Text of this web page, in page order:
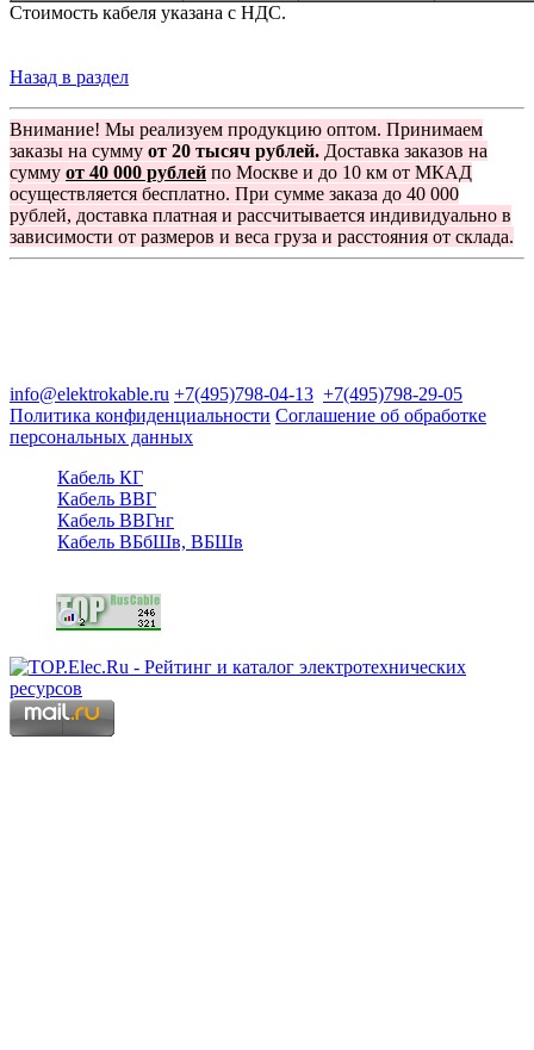
Стоимость кабеля указана с НДС.
Назад в раздел
Внимание! Мы реализуем продукцию оптом. Принимаем
заказы на сумму от 20 тысяч рублей. Доставка заказов на
сумму от 40 000 рублей по Москве и до 10 км от МКАД
осуществляется бесплатно. При сумме заказа до 40 000
рублей, доставка платная и рассчитывается индивидуально в
зависимости от размеров и веса груза и расстояния от склада.
info@elektrokable.ru +7(495)798-04-13 +7(495)798-29-05
Политика конфиденциальности Соглашение об обработке
персональных данных
Кабель КГ
Кабель ВВГ
Кабель ВВГнг
Кабель ВБбШв, ВБШв